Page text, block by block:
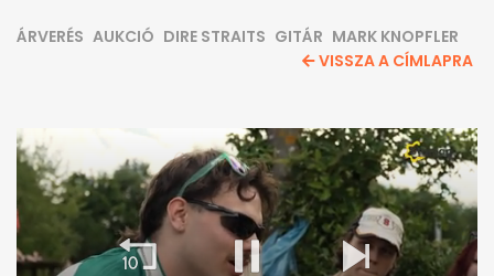
ÁRVERÉS AUKCIÓ DIRE STRAITS GITÁR MARK KNOPFLER
VISSZA A CÍMLAPRA